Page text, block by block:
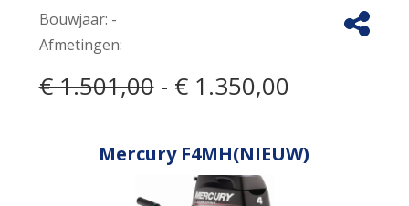
Bouwjaar: -
Afmetingen:
€ 1.501,00- € 1.350,00
Mercury F4MH(NIEUW)